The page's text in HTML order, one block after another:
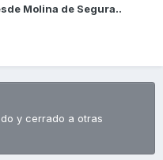
Molina de Segura..
y cerrado a otras